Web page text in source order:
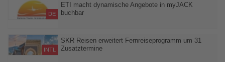
Reisebüros zusätzliches Fachwissen, Verkaufsimpulse und
persönliche Kontakte vermitteln
DE
ETI macht dynamische Angebote in myJACK
buchbar
Buchungsmöglichkeiten für Reisebüros: Die dynamischen
Angebote des Veranstalters sind ab sofort in der 360°-
Reisebürosoftware myJACK von BEWOTEC verfügbar
INTL
SKR Reisen erweitert Fernreiseprogramm um 31
Zusatztermine